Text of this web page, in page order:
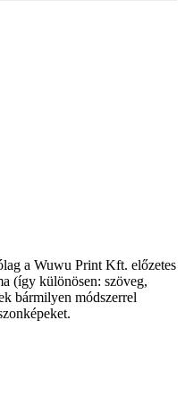
a Wuwu Print Kft. előzetes
(így különösen: szöveg,
bármilyen módszerrel